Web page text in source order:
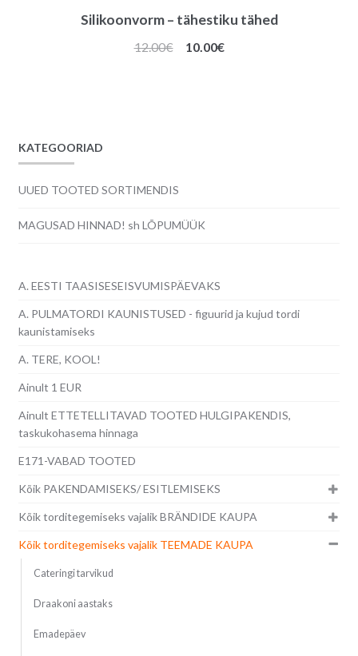
Silikoonvorm – tähestiku tähed
12.00€
Algne
10.00€Praegune
KATEGOORIAD
UUED TOOTED SORTIMENDIS
MAGUSAD HINNAD! sh LÕPUMÜÜK
A. EESTI TAASISESEISVUMISPÄEVAKS
A. PULMATORDI KAUNISTUSED - figuurid ja kujud tordi
kaunistamiseks
A. TERE, KOOL!
Ainult 1 EUR
Ainult ETTETELLITAVAD TOOTED HULGIPAKENDIS,
taskukohasema hinnaga
E171-VABAD TOOTED
Kõik PAKENDAMISEKS/ ESITLEMISEKS
Kõik torditegemiseks vajalik BRÄNDIDE KAUPA
Kõik torditegemiseks vajalik TEEMADE KAUPA
Cateringi tarvikud
Draakoni aastaks
Emadepäev